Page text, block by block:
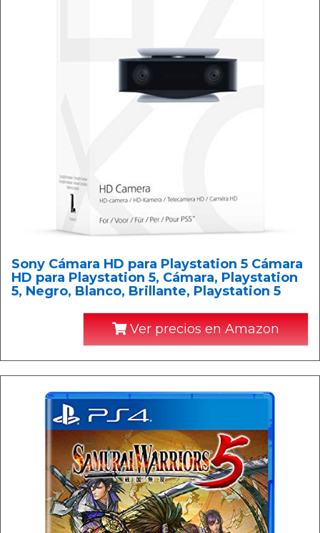
Sony Cámara HD para Playstation 5 Cámara
HD para Playstation 5, Cámara, Playstation
5, Negro, Blanco, Brillante, Playstation 5
Ver precios en Amazon